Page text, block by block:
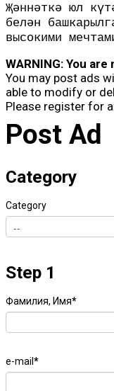
Җәннәткә юл
белән
высокими
WARNING: You
You may post ads
able to modify or
Please register for
Post Ad
Category
Category
Step 1
Фамилия, Имя*
e-mail *